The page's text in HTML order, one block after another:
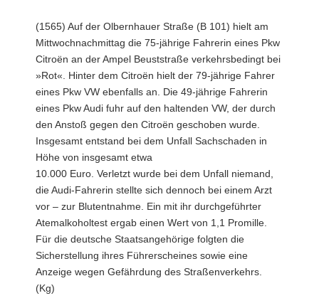
(1565) Auf der Olbernhauer Straße (B 101) hielt am
Mittwochnachmittag die 75-jährige Fahrerin eines Pkw
Citroën an der Ampel Beuststraße verkehrsbedingt bei
»Rot«. Hinter dem Citroën hielt der 79-jährige Fahrer
eines Pkw VW ebenfalls an. Die 49-jährige Fahrerin
eines Pkw Audi fuhr auf den haltenden VW, der durch
den Anstoß gegen den Citroën geschoben wurde.
Insgesamt entstand bei dem Unfall Sachschaden in
Höhe von insgesamt etwa
10.000 Euro. Verletzt wurde bei dem Unfall niemand,
die Audi-Fahrerin stellte sich dennoch bei einem Arzt
vor – zur Blutentnahme. Ein mit ihr durchgeführter
Atemalkoholtest ergab einen Wert von 1,1 Promille.
Für die deutsche Staatsangehörige folgten die
Sicherstellung ihres Führerscheines sowie eine
Anzeige wegen Gefährdung des Straßenverkehrs.
(Kg)